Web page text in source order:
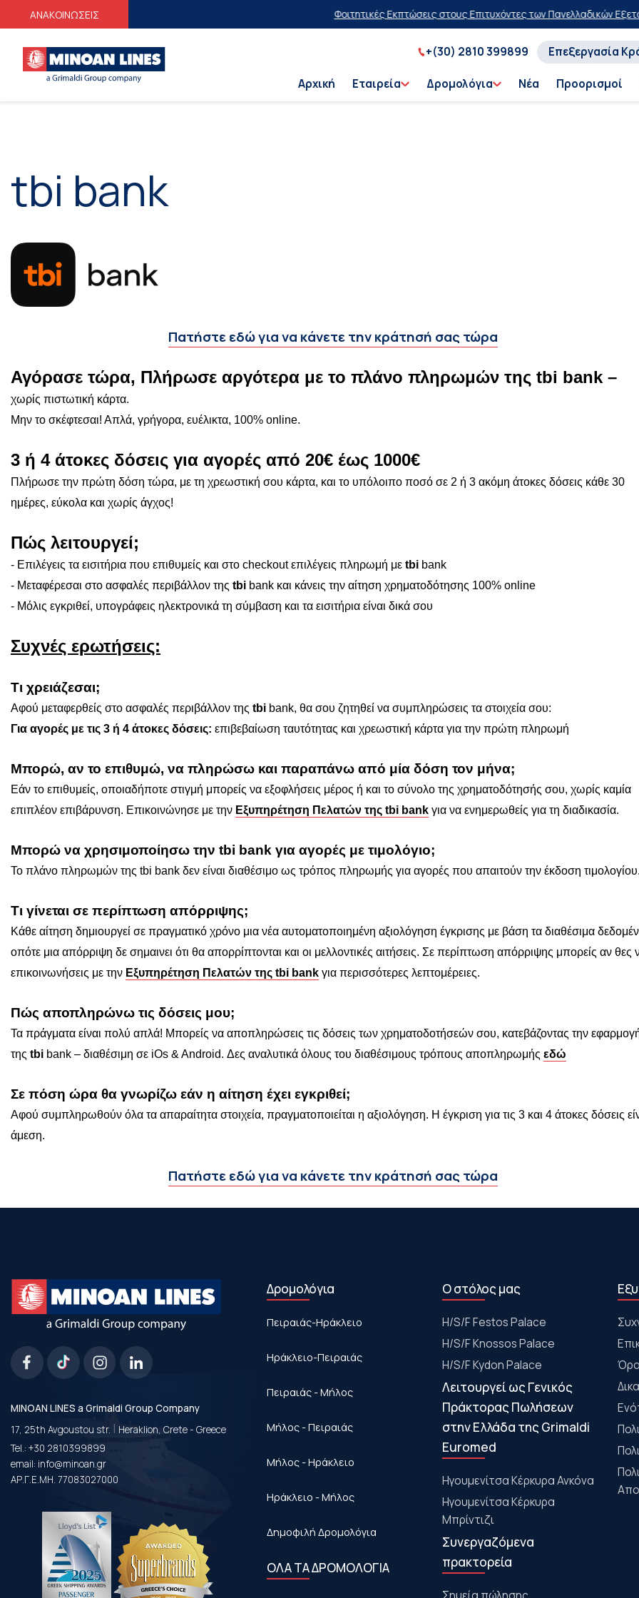
ΑΝΑΚΟΙΝΩΣΕΙΣ Φοιτητικές Εκπτώσεις στους Επιτυχόντες των Πανελλαδικών
+(30) 2810 399899 Επεξεργασία
Αρχική Εταιρεία Δρομολόγια Νέα Προορισμοί
tbi bank
Πατήστε εδώ για να κάνετε την κράτησή σας τώρα
Αγόρασε τώρα, Πλήρωσε αργότερα με το πλάνο πληρωμών της tbi bank –
χωρίς πιστωτική κάρτα.
Μην το σκέφτεσαι! Απλά, γρήγορα, ευέλικτα, 100% online.
3 ή 4 άτοκες δόσεις για αγορές από 20€ έως 1000€
Πλήρωσε την πρώτη δόση τώρα, με τη χρεωστική σου κάρτα, και το υπόλοιπο ποσό σε 2 ή 3 ακόμη άτοκες δόσεις κάθε 30
ημέρες, εύκολα και χωρίς άγχος!
Πώς λειτουργεί;
- Επιλέγεις τα εισιτήρια που επιθυμείς και στο checkout επιλέγεις πληρωμή με tbi bank
- Μεταφέρεσαι στο ασφαλές περιβάλλον της tbi bank και κάνεις την αίτηση χρηματοδότησης 100% online
- Μόλις εγκριθεί, υπογράφεις ηλεκτρονικά τη σύμβαση και τα εισιτήρια είναι δικά σου
Συχνές ερωτήσεις:
Τι χρειάζεσαι;
Αφού μεταφερθείς στο ασφαλές περιβάλλον της tbi bank, θα σου ζητηθεί να συμπληρώσεις τα στοιχεία σου:
Για αγορές με τις 3 ή 4 άτοκες δόσεις: επιβεβαίωση ταυτότητας και χρεωστική κάρτα για την πρώτη πληρωμή
Μπορώ, αν το επιθυμώ, να πληρώσω και παραπάνω από μία δόση τον μήνα;
Εάν το επιθυμείς, οποιαδήποτε στιγμή μπορείς να εξοφλήσεις μέρος ή και το σύνολο της χρηματοδότησής σου, χωρίς καμία
επιπλέον επιβάρυνση. Επικοινώνησε με την Εξυπηρέτηση Πελατών της tbi bank για να ενημερωθείς για τη διαδικασία.
Μπορώ να χρησιμοποίησω την tbi bank για αγορές με τιμολόγιο;
Το πλάνο πληρωμών της tbi bank δεν είναι διαθέσιμο ως τρόπος πληρωμής για αγορές που απαιτούν την έκδοση τιμολογίου.
Τι γίνεται σε περίπτωση απόρριψης;
Κάθε αίτηση δημιουργεί σε πραγματικό χρόνο μια νέα αυτοματοποιημένη αξιολόγηση έγκρισης με βάση τα διαθέσιμα
οπότε μια απόρριψη δε σημαινει ότι θα απορρίπτονται και οι μελλοντικές αιτήσεις. Σε περίπτωση απόρριψης μπορείς αν θες
επικοινωνήσεις με την Εξυπηρέτηση Πελατών της tbi bank για περισσότερες λεπτομέρειες.
Πώς αποπληρώνω τις δόσεις μου;
Τα πράγματα είναι πολύ απλά! Μπορείς να αποπληρώσεις τις δόσεις των χρηματοδοτήσεών σου, κατεβάζοντας την
της tbi bank – διαθέσιμη σε iOs & Android. Δες αναλυτικά όλους του διαθέσιμους τρόπους αποπληρωμής εδώ
Σε πόση ώρα θα γνωρίζω εάν η αίτηση έχει εγκριθεί;
Αφού συμπληρωθούν όλα τα απαραίτητα στοιχεία, πραγματοποιείται η αξιολόγηση. Η έγκριση για τις 3 και 4 άτοκες δόσεις
άμεση.
Πατήστε εδώ για να κάνετε την κράτησή σας τώρα
MINOAN LINES a Grimaldi Group Company
17, 25th Avgoustou str. | Heraklion, Crete - Greece
Tel.: +30 2810399899
email: info@minoan.gr
ΑΡ.Γ.Ε.ΜΗ. 77083027000
Δρομολόγια
Πειραιάς-Ηράκλειο
Ηράκλειο-Πειραιάς
Πειραιάς - Μήλος
Μήλος - Πειραιάς
Μήλος - Ηράκλειο
Ηράκλειο - Μήλος
Δημοφιλή Δρομολόγια
ΟΛΑ ΤΑ ΔΡΟΜΟΛΟΓΙΑ
Ο στόλος μας
Η/S/F Festos Palace
H/S/F Knossos Palace
H/S/F Kydon Palace
Λειτουργεί ως Γενικός
Πράκτορας Πωλήσεων
στην Ελλάδα της Grimaldi
Euromed
Ηγουμενίτσα Κέρκυρα Ανκόνα
Ηγουμενίτσα Κέρκυρα
Μπρίντιζι
Συνεργαζόμενα
πρακτορεία